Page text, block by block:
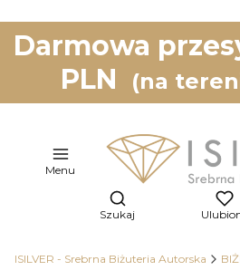
Darmowa
PLN
(na
Menu
Otwórz
Szukaj
ISILVER - Srebrna Biżuteria Autorska